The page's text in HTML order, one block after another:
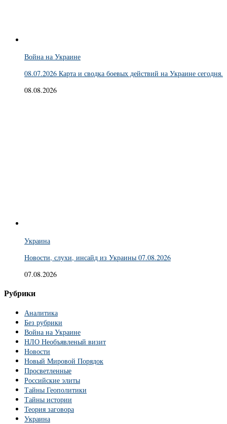
Война на Украине
08.07.2026 Карта и сводка боевых действий на Украине сегодня.
08.08.2026
Украина
Новости, слухи, инсайд из Украины 07.08.2026
07.08.2026
Рубрики
Аналитика
Без рубрики
Война на Украине
НЛО Необъявленый визит
Новости
Новый Мировой Порядок
Просветленные
Российские элиты
Тайны Геополитики
Тайны истории
Теория заговора
Украина